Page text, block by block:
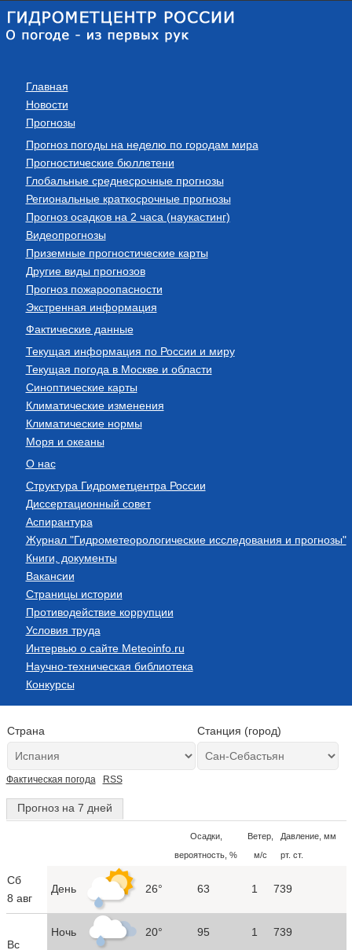
Главная
Новости
Прогнозы
Прогноз погоды на неделю по городам мира
Прогностические бюллетени
Глобальные среднесрочные прогнозы
Региональные краткосрочные прогнозы
Прогноз осадков на 2 часа (наукастинг)
Видеопрогнозы
Приземные прогностические карты
Другие виды прогнозов
Прогноз пожароопасности
Экстренная информация
Фактические данные
Текущая информация по России и миру
Текущая погода в Москве и области
Синоптические карты
Климатические изменения
Климатические нормы
Моря и океаны
О нас
Структура Гидрометцентра России
Диссертационный совет
Аспирантура
Журнал "Гидрометеорологические исследования и прогнозы"
Книги, документы
Вакансии
Страницы истории
Противодействие коррупции
Условия труда
Интервью о сайте Meteoinfo.ru
Научно-техническая библиотека
Конкурсы
Страна Станция (город)
Фактическая погода RSS
Прогноз на 7 дней
Осадки,
вероятность, %
Ветер,
м/с
Давление, мм
рт. ст.
Сб
8 авг
День 26° 63 1 739
Вс
Ночь 20° 95 1 739